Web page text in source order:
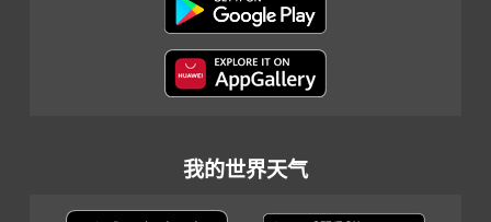
我的世界天气